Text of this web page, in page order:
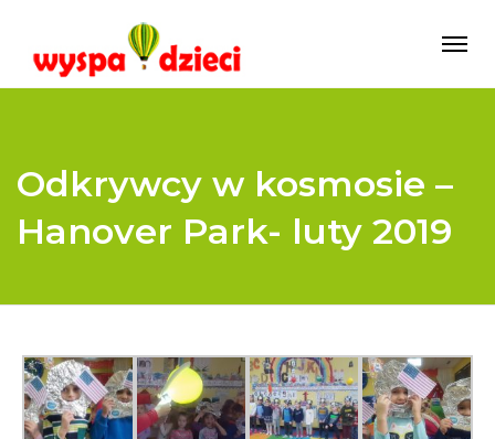
Odkrywcy w kosmosie –
Hanover Park- luty 2019